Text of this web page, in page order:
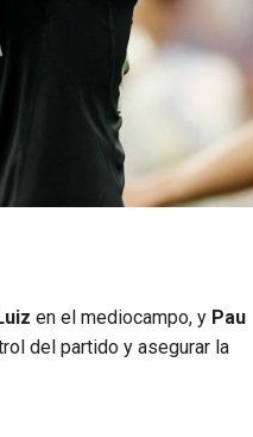
en el mediocampo, y Pau
del partido y asegurar la